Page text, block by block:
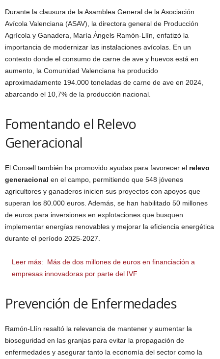
Durante la clausura de la Asamblea General de la Asociación
Avícola Valenciana (ASAV), la directora general de Producción
Agrícola y Ganadera, María Àngels Ramón-Llín, enfatizó la
importancia de modernizar las instalaciones avícolas. En un
contexto donde el consumo de carne de ave y huevos está en
aumento, la Comunidad Valenciana ha producido
aproximadamente 194.000 toneladas de carne de ave en 2024,
abarcando el 10,7% de la producción nacional.
Fomentando el Relevo
Generacional
El Consell también ha promovido ayudas para favorecer el relevo
generacional en el campo, permitiendo que 548 jóvenes
agricultores y ganaderos inicien sus proyectos con apoyos que
superan los 80.000 euros. Además, se han habilitado 50 millones
de euros para inversiones en explotaciones que busquen
implementar energías renovables y mejorar la eficiencia energética
durante el período 2025-2027.
Leer más:
Más de dos millones de euros en financiación a
empresas innovadoras por parte del IVF
Prevención de Enfermedades
Ramón-Llín resaltó la relevancia de mantener y aumentar la
bioseguridad en las granjas para evitar la propagación de
enfermedades y asegurar tanto la economía del sector como la